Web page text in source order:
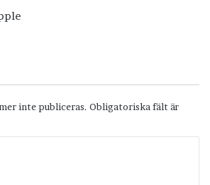
inte publiceras. Obligatoriska fält är